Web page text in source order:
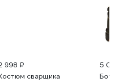
998 ₽
сварщика
5 065